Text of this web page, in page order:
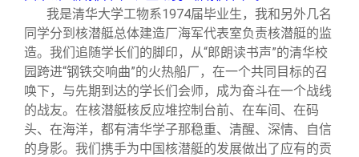
我是清华大学工物系1974届毕业生，我和另外几名
同学分到核潜艇总体建造厂海军代表室负责核潜艇的监
造。我们追随学长们的脚印，从“郎朗读书声”的清华校
园跨进“钢铁交响曲”的火热船厂，在一个共同目标的召
唤下，与先期到达的学长们会师，成为奋斗在一个战线
的战友。在核潜艇核反应堆控制台前、在车间、在码
头、在海洋，都有清华学子那稳重、清醒、深情、自信
的身影。我们携手为中国核潜艇的发展做出了应有的贡